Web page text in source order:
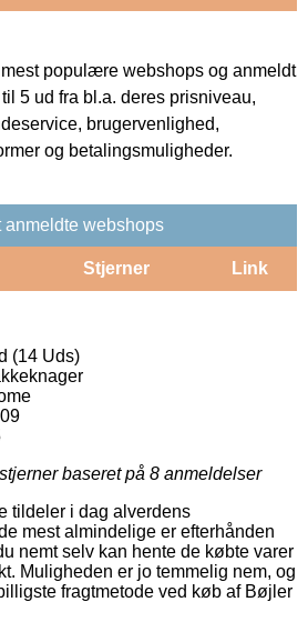
populære webshops og anmeldt
5 ud fra bl.a. deres prisniveau,
brugervenlighed,
og betalingsmuligheder.
anmeldte webshops
Stjerner Link
(14 Uds)
baseret på 8 anmeldelser
tildeler i dag alverdens
mest almindelige er efterhånden
nemt selv kan hente de købte varer
Muligheden er jo temmelig nem, og
fragtmetode ved køb af Bøjler